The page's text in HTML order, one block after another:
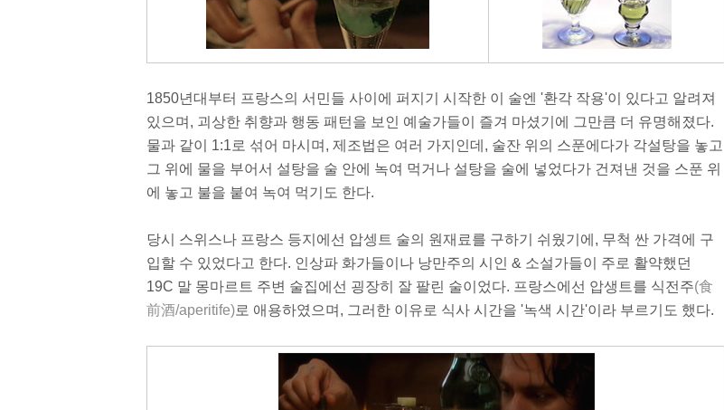
1850년대부터 프랑스의 서민들 사이에 퍼지기 시작한 이 술엔 '환각 작용'이 있다고 알려져
있으며, 괴상한 취향과 행동 패턴을 보인 예술가들이 즐겨 마셨기에 그만큼 더 유명해졌다.
물과 같이 1:1로 섞어 마시며, 제조법은 여러 가지인데, 술잔 위의 스푼에다가 각설탕을 놓고
그 위에 물을 부어서 설탕을 술 안에 녹여 먹거나 설탕을 술에 넣었다가 건져낸 것을 스푼 위
에 놓고 불을 붙여 녹여 먹기도 한다.
당시 스위스나 프랑스 등지에선 압셍트 술의 원재료를 구하기 쉬웠기에, 무척 싼 가격에 구
입할 수 있었다고 한다. 인상파 화가들이나 낭만주의 시인 & 소설가들이 주로 활약했던
19C 말 몽마르트 주변 술집에선 굉장히 잘 팔린 술이었다. 프랑스에선 압생트를 식전주(食
前酒/aperitife)로 애용하였으며, 그러한 이유로 식사 시간을 '녹색 시간'이라 부르기도 했다.